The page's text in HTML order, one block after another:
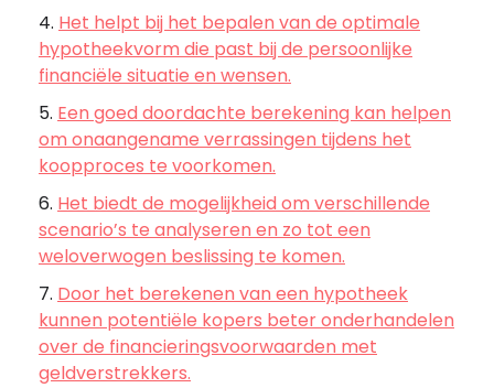
Het helpt bij het bepalen van de optimale
hypotheekvorm die past bij de persoonlijke
financiële situatie en wensen.
Een goed doordachte berekening kan helpen
om onaangename verrassingen tijdens het
koopproces te voorkomen.
Het biedt de mogelijkheid om verschillende
scenario’s te analyseren en zo tot een
weloverwogen beslissing te komen.
Door het berekenen van een hypotheek
kunnen potentiële kopers beter onderhandelen
over de financieringsvoorwaarden met
geldverstrekkers.